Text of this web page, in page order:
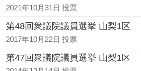
2021年10月31日 投票
第48回衆議院議員選挙 山梨1区
2017年10月22日 投票
第47回衆議院議員選挙 山梨1区